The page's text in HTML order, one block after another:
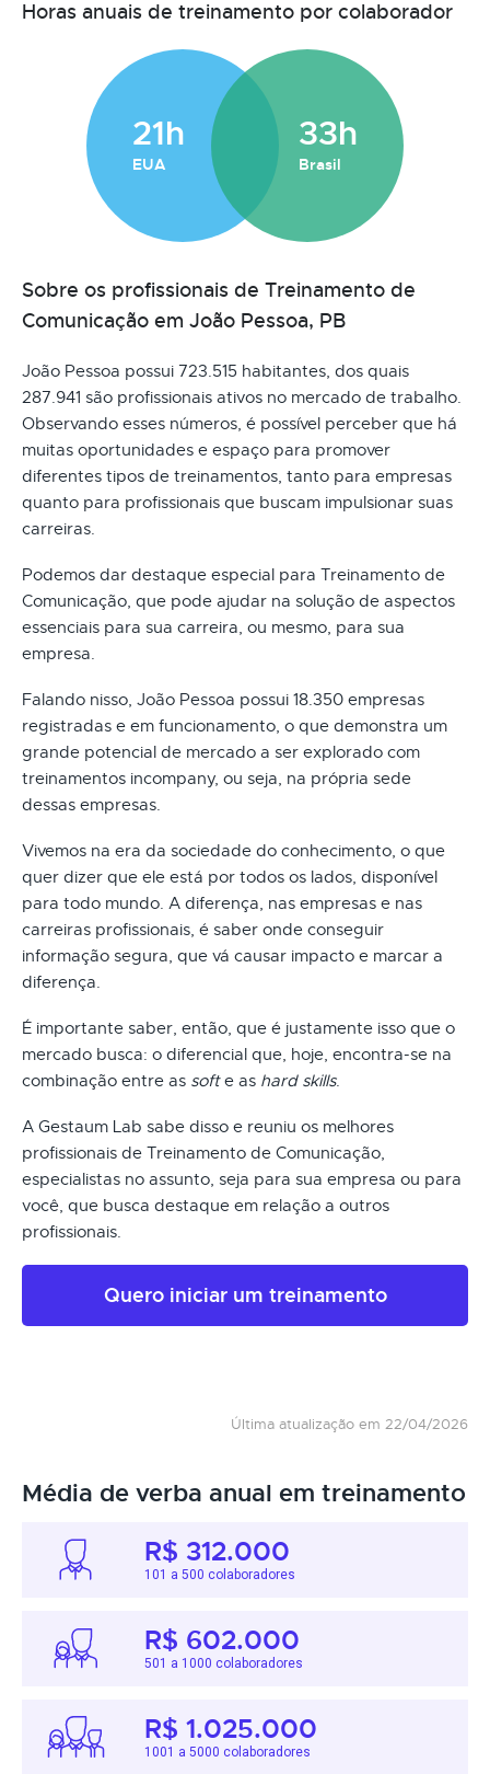
Horas anuais de treinamento por colaborador
21h
EUA
33h
Brasil
Sobre os profissionais de Treinamento de
Comunicação em João Pessoa, PB
João Pessoa possui 723.515 habitantes, dos quais
287.941 são profissionais ativos no mercado de trabalho.
Observando esses números, é possível perceber que há
muitas oportunidades e espaço para promover
diferentes tipos de treinamentos, tanto para empresas
quanto para profissionais que buscam impulsionar suas
carreiras.
Podemos dar destaque especial para Treinamento de
Comunicação, que pode ajudar na solução de aspectos
essenciais para sua carreira, ou mesmo, para sua
empresa.
Falando nisso, João Pessoa possui 18.350 empresas
registradas e em funcionamento, o que demonstra um
grande potencial de mercado a ser explorado com
treinamentos incompany, ou seja, na própria sede
dessas empresas.
Vivemos na era da sociedade do conhecimento, o que
quer dizer que ele está por todos os lados, disponível
para todo mundo. A diferença, nas empresas e nas
carreiras profissionais, é saber onde conseguir
informação segura, que vá causar impacto e marcar a
diferença.
É importante saber, então, que é justamente isso que o
mercado busca: o diferencial que, hoje, encontra-se na
combinação entre as softe as hard skills.
A Gestaum Lab sabe disso e reuniu os melhores
profissionais de Treinamento de Comunicação,
especialistas no assunto, seja para sua empresa ou para
você, que busca destaque em relação a outros
profissionais.
Quero iniciar um treinamento
Última atualização em 22/04/2026
Média de verba anual em treinamento
R$ 312.000
101 a 500 colaboradores
R$ 602.000
501 a 1000 colaboradores
R$ 1.025.000
1001 a 5000 colaboradores